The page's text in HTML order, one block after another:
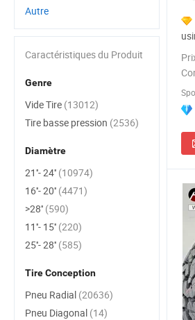
Autre
Caractéristiques du Produit
Genre
Vide Tire (13012)
Tire basse pression (2536)
Diamètre
21''- 24'' (10974)
16''- 20'' (4471)
>28'' (590)
11''- 15'' (220)
25''- 28'' (585)
Tire Conception
Pneu Radial (20636)
Pneu Diagonal (14)